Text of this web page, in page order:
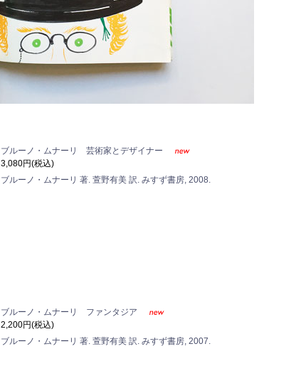
ブルーノ・ムナーリ 芸術家とデザイナー
3,080円(税込)
ブルーノ・ムナーリ 著. 萱野有美 訳. みすず書房, 2008.
ブルーノ・ムナーリ ファンタジア
2,200円(税込)
ブルーノ・ムナーリ 著. 萱野有美 訳. みすず書房, 2007.